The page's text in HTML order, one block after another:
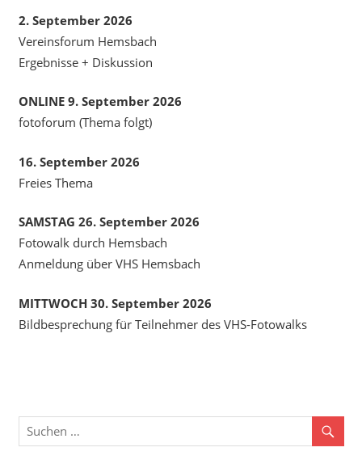
2. September 2026
Vereinsforum Hemsbach
Ergebnisse + Diskussion
ONLINE 9. September 2026
fotoforum (Thema folgt)
16. September 2026
Freies Thema
SAMSTAG 26. September 2026
Fotowalk durch Hemsbach
Anmeldung über VHS Hemsbach
MITTWOCH 30. September 2026
Bildbesprechung für Teilnehmer des VHS-Fotowalks